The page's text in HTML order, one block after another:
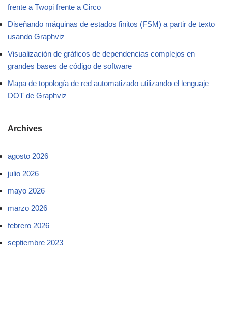
frente a Twopi frente a Circo
Diseñando máquinas de estados finitos (FSM) a partir de texto
usando Graphviz
Visualización de gráficos de dependencias complejos en
grandes bases de código de software
Mapa de topología de red automatizado utilizando el lenguaje
DOT de Graphviz
Archives
agosto 2026
julio 2026
mayo 2026
marzo 2026
febrero 2026
septiembre 2023